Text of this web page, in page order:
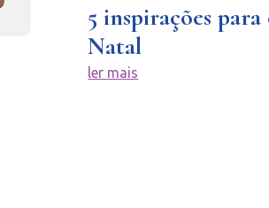
5 inspirações para
Natal
ler mais